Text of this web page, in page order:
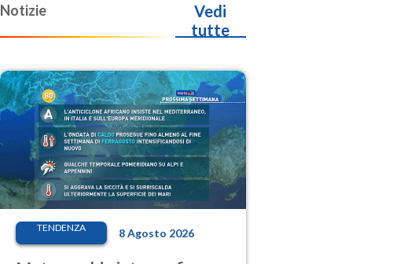
Notizie
Vedi
tutte
TENDENZA 8 Agosto 2026